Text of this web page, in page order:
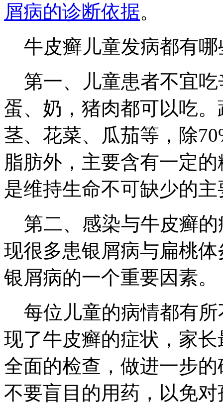
屑病的诊断依据。
牛皮癣儿童发病都有哪
第一、儿童患者不宜吃
蛋、奶，猪肉都可以吃
茎、花菜、瓜茄等，除
脂肪外，主要含有一定
是维持生命不可缺少的
第二、感染与牛皮癣的
现很多患银屑病与扁桃
银屑病的一个重要因素。
每位儿童的病情都有所
现了牛皮癣的症状，家
全面的检查，做进一步
不要盲目的用药，以免